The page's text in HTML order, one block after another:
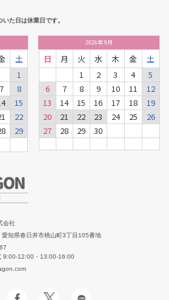
た日は休業日です。
土
1
7
8
15
22
29
2026年9月
日 月 火 水 木 金
土
1
2 3 4
5
6
7 8 9 10 11
12
13
14 15 16 17 18
19
20
21 22 23 24 25
26
27
28 29 30
会社
知県春日井市桃山町3丁目105番地
9:00-12:00・13:00-16:00